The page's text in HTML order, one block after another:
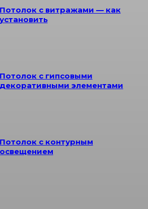
Потолок с витражами — как
установить
Потолок с гипсовыми
декоративными элементами
Потолок с контурным
освещением